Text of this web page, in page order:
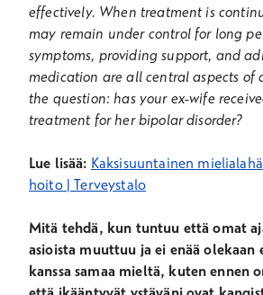
effectively. When treatment is
may remain under control for long
symptoms, providing support, and
medication are all central aspects of
the question: has your ex-wife
treatment for her bipolar disorder?
Lue lisää: Kaksisuuntainen
hoito | Terveystalo
Mitä tehdä, kun tuntuu että omat
asioista muuttuu ja ei enää olekaan
kanssa samaa mieltä, kuten ennen